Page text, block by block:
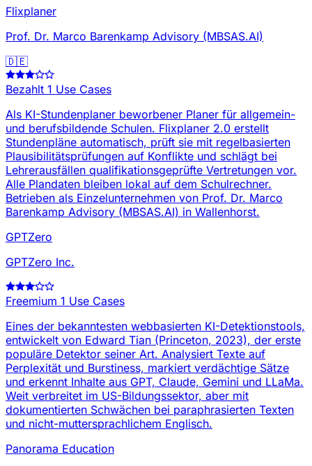
Flixplaner
Prof. Dr. Marco Barenkamp Advisory (MBSAS.AI)
🇩🇪
Bezahlt 1 Use Cases
Als KI-Stundenplaner beworbener Planer für allgemein-
und berufsbildende Schulen. Flixplaner 2.0 erstellt
Stundenpläne automatisch, prüft sie mit regelbasierten
Plausibilitätsprüfungen auf Konflikte und schlägt bei
Lehrerausfällen qualifikationsgeprüfte Vertretungen vor.
Alle Plandaten bleiben lokal auf dem Schulrechner.
Betrieben als Einzelunternehmen von Prof. Dr. Marco
Barenkamp Advisory (MBSAS.AI) in Wallenhorst.
GPTZero
GPTZero Inc.
Freemium 1 Use Cases
Eines der bekanntesten webbasierten KI-Detektionstools,
entwickelt von Edward Tian (Princeton, 2023), der erste
populäre Detektor seiner Art. Analysiert Texte auf
Perplexität und Burstiness, markiert verdächtige Sätze
und erkennt Inhalte aus GPT, Claude, Gemini und LLaMa.
Weit verbreitet im US-Bildungssektor, aber mit
dokumentierten Schwächen bei paraphrasierten Texten
und nicht-muttersprachlichem Englisch.
Panorama Education